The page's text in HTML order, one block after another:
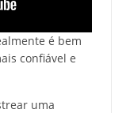
é bem
confiável e
uma